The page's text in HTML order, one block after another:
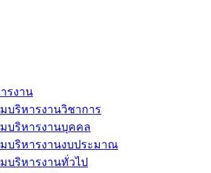
รงาน
บริหารงานวิชาการ
บริหารงานบุคคล
บริหารงานงบประมาณ
บริหารงานทั่วไป